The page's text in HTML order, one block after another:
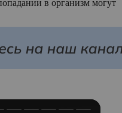
в организм могут